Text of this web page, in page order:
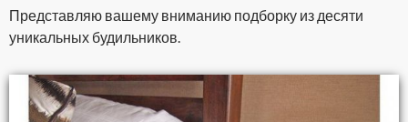
Представляю вашему вниманию подборку из десяти
уникальных будильников.